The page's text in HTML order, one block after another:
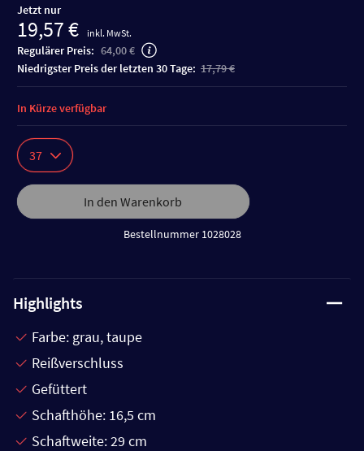
Jetzt nur
19,57 € inkl. MwSt.
Regulärer Preis: 64,00 €
niedrigster Preis der letzten 30 Tage: 17,79 €
37
In den Warenkorb
Bestellnummer 1028028
In Kürze verfügbar
Highlights
Farbe: grau, taupe
Reißverschluss
Gefüttert
Schafthöhe: 16,5 cm
Schaftweite: 29 cm